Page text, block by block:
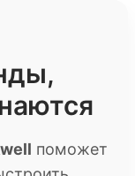
поможет